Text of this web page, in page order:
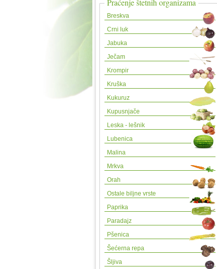
Praćenje štetnih organizama
Breskva
Crni luk
Jabuka
Ječam
Krompir
Kruška
Kukuruz
Kupusnjače
Leska - lešnik
Lubenica
Malina
Mrkva
Orah
Ostale biljne vrste
Paprika
Paradajz
Pšenica
Šećerna repa
Šljiva